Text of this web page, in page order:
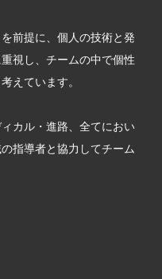
前提に、個人の技術と発
視し、チームの中で個性
えています。
カル・進路、全てにおい
指導者と協力してチーム